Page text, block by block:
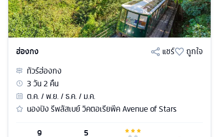
ฮ่องกง แชร์
ถูกใจ
ทัวร์ฮ่องกง
3วัน2 คืน
ต.ค. / พ.ย. / ธ.ค. / ม.ค.
นองปิง รีพลัสเบย์ วิคตอเรียพีค Avenue of Stars
9
5